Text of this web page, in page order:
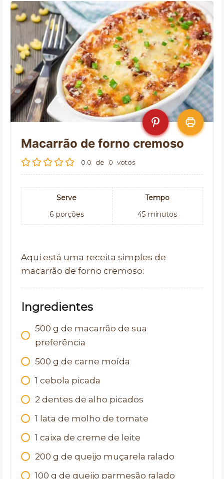
Macarrão de forno cremoso
0.0 de 0 votos
Serve
6 porções
Tempo
45 minutos
Aqui está uma receita simples de
macarrão de forno cremoso:
Ingredientes
500 g de macarrão de sua
preferência
500 g de carne moída
1 cebola picada
2 dentes de alho picados
1 lata de molho de tomate
1 caixa de creme de leite
200 g de queijo muçarela ralado
100 g de queijo parmesão ralado